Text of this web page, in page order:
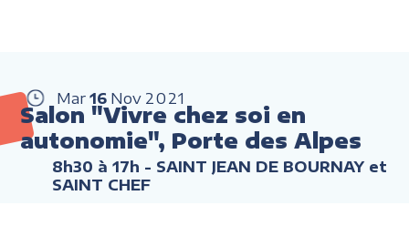
Mar 16 Nov 2021
Salon "Vivre chez soi en
autonomie", Porte des Alpes
8h30 à 17h - SAINT JEAN DE BOURNAY et
SAINT CHEF